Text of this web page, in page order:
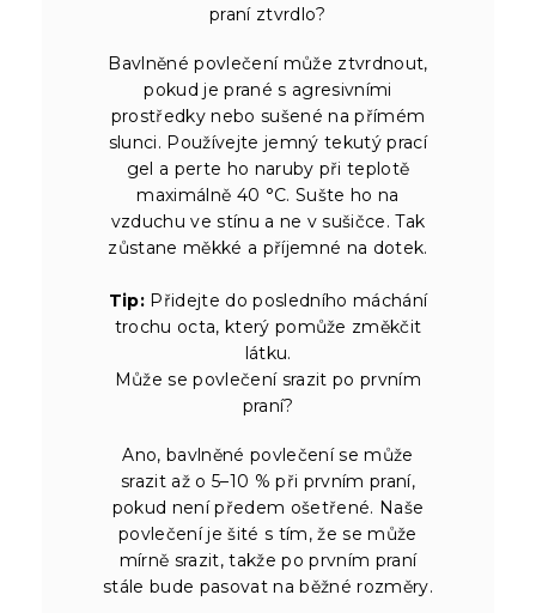
praní ztvrdlo?
Bavlněné povlečení může ztvrdnout,
pokud je prané s agresivními
prostředky nebo sušené na přímém
slunci. Používejte jemný tekutý prací
gel a perte ho naruby při teplotě
maximálně 40 °C. Sušte ho na
vzduchu ve stínu a ne v sušičce. Tak
zůstane měkké a příjemné na dotek.
Tip: Přidejte do posledního máchání
trochu octa, který pomůže změkčit
látku.
Může se povlečení srazit po prvním
praní?
Ano, bavlněné povlečení se může
srazit až o 5–10 % při prvním praní,
pokud není předem ošetřené. Naše
povlečení je šité s tím, že se může
mírně srazit, takže po prvním praní
stále bude pasovat na běžné rozměry.